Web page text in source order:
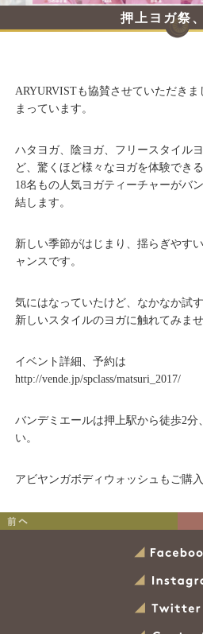
押上ヨガ祭
ARYURVISTも協賛させていただき
まっています。
ハタヨガ、陰ヨガ、フリースタイル
ど、驚くほど様々なヨガを体験できる
18名もの人気ヨガティーチャーがバ
結します。
新しい季節がはじまり、揺らぎやす
ャンスです。
気にはなっていたけど、なかなか試
新しいスタイルのヨガに触れてみま
イベント詳細、予約は
http://vende.jp/spclass/matsuri_2017/
バンデミエールは押上駅から徒歩2分
い。
アビヤンガボディウォッシュもご購
Facebook
Instagram
Twitter